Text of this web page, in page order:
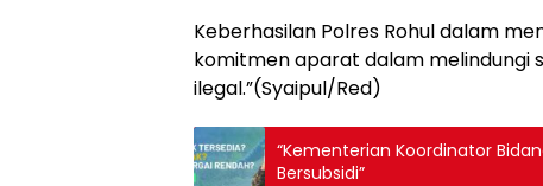
Keberhasilan Polres Rohul dalam
komitmen aparat dalam melindungi
ilegal.”(Syaipul/Red)
“Kementerian Koordinator
Bersubsidi”